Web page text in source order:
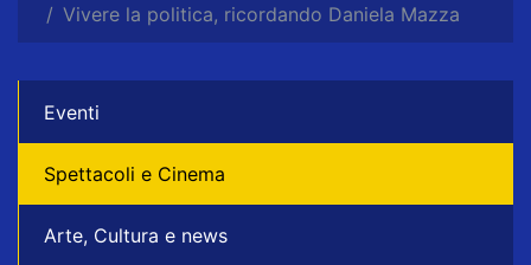
Vivere la politica, ricordando Daniela Mazza
Eventi
Spettacoli e Cinema
Arte, Cultura e news